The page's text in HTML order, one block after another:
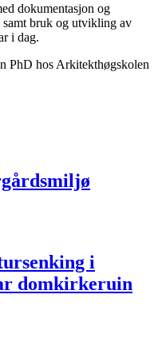
dokumentasjon og
samt bruk og utvikling av
i dag.
PhD hos Arkitekthøgskolen
i
domkirkeruin